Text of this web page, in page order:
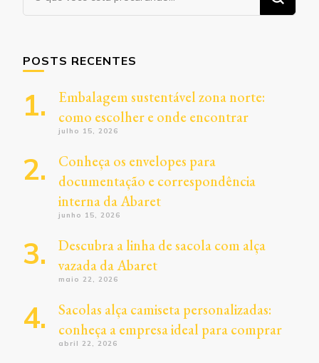
algo?
POSTS RECENTES
Embalagem sustentável zona norte:
como escolher e onde encontrar
julho 15, 2026
Conheça os envelopes para
documentação e correspondência
interna da Abaret
junho 15, 2026
Descubra a linha de sacola com alça
vazada da Abaret
maio 22, 2026
Sacolas alça camiseta personalizadas:
conheça a empresa ideal para comprar
abril 22, 2026